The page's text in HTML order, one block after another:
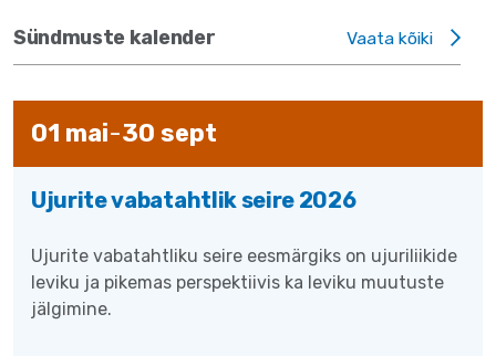
Sündmuste kalender Vaata kõiki
01 mai-30 sept
Ujurite vabatahtlik seire 2026
Ujurite vabatahtliku seire eesmärgiks on ujuriliikide
leviku ja pikemas perspektiivis ka leviku muutuste
jälgimine.